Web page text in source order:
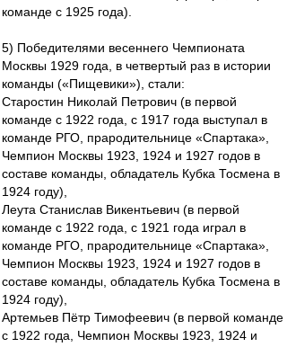
команде с 1925 года).
5) Победителями весеннего Чемпионата
Москвы 1929 года, в четвертый раз в истории
команды («Пищевики»), стали:
Старостин Николай Петрович (в первой
команде с 1922 года, с 1917 года выступал в
команде РГО, прародительнице «Спартака»,
Чемпион Москвы 1923, 1924 и 1927 годов в
составе команды, обладатель Кубка Тосмена в
1924 году),
Леута Станислав Викентьевич (в первой
команде с 1922 года, с 1921 года играл в
команде РГО, прародительнице «Спартака»,
Чемпион Москвы 1923, 1924 и 1927 годов в
составе команды, обладатель Кубка Тосмена в
1924 году),
Артемьев Пётр Тимофеевич (в первой команде
с 1922 года, Чемпион Москвы 1923, 1924 и